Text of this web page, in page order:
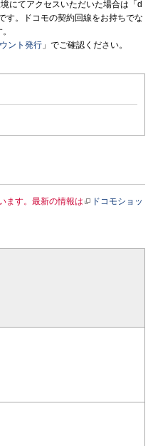
にてアクセスいただいた場合は「d
す。ドコモの契約回線をお持ちでな
ント発行 」でご確認ください。
ます。最新の情報は
ドコモショッ